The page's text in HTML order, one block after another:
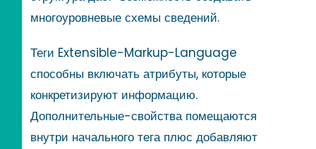
многоуровневые схемы сведений.
Теги Extensible-Markup-Language
способны включать атрибуты, которые
конкретизируют информацию.
Дополнительные-свойства помещаются
внутри начального тега плюс добавляют